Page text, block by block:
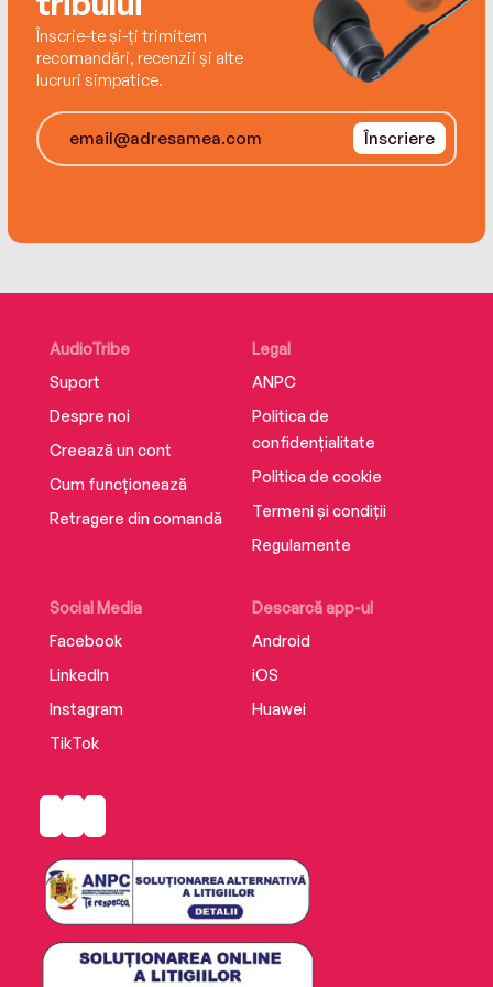
Editura Trei
ISBN 9786064016713
Înscrie-te și-ți trimitem
recomandări, recenzii și alte
lucruri simpatice.
Înscriere
AudioTribe
Suport
Despre noi
Creează un cont
Cum funcționează
Retragere din comandă
Social Media
Facebook
LinkedIn
Instagram
TikTok
Descarcă app-ul
Android
iOS
Huawei
Legal
ANPC
Politica de
confidențialitate
Politica de cookie
Termeni și condiții
Regulamente